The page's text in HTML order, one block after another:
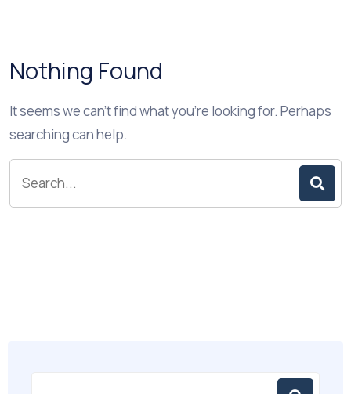
Nothing Found
It seems we can’t find what you’re looking for. Perhaps
searching can help.